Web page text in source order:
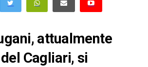
attualmente
Cagliari, si